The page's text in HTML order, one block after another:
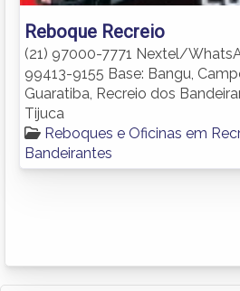
Reboque Recreio
(21) 97000-7771 Nextel/
99413-9155 Base: Bangu,
Guaratiba, Recreio dos
Tijuca
Reboques e Oficinas em
Bandeirantes